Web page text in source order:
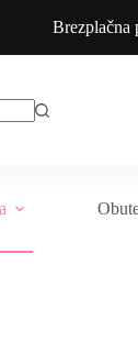
Brezplačna